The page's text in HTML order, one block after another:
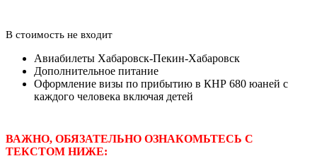
В стоимость не входит
Авиабилеты Хабаровск-Пекин-Хабаровск
Дополнительное питание
Оформление визы по прибытию в КНР 680 юаней с
каждого человека включая детей
ВАЖНО, ОБЯЗАТЕЛЬНО ОЗНАКОМЬТЕСЬ С
ТЕКСТОМ НИЖЕ: